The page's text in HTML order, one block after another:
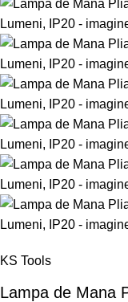
KS Tools
Lampa de Mana